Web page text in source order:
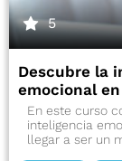
5
Descubre la
emocional
En este curso
inteligencia
llegar a ser un